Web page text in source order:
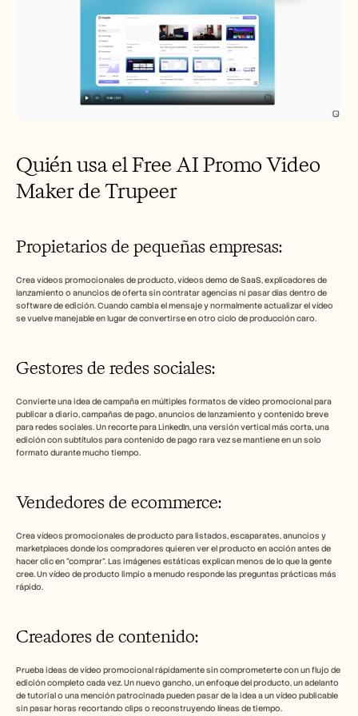
Quién usa el Free AI Promo Video
Maker de Trupeer
Propietarios de pequeñas empresas:
Crea vídeos promocionales de producto, vídeos demo de SaaS, explicadores de
lanzamiento o anuncios de oferta sin contratar agencias ni pasar días dentro de
software de edición. Cuando cambia el mensaje y normalmente actualizar el vídeo
se vuelve manejable en lugar de convertirse en otro ciclo de producción caro.
Gestores de redes sociales:
Convierte una idea de campaña en múltiples formatos de vídeo promocional para
publicar a diario, campañas de pago, anuncios de lanzamiento y contenido breve
para redes sociales. Un recorte para LinkedIn, una versión vertical más corta, una
edición con subtítulos para contenido de pago rara vez se mantiene en un solo
formato durante mucho tiempo.
Vendedores de ecommerce:
Crea vídeos promocionales de producto para listados, escaparates, anuncios y
marketplaces donde los compradores quieren ver el producto en acción antes de
hacer clic en “comprar”. Las imágenes estáticas explican menos de lo que la gente
cree. Un vídeo de producto limpio a menudo responde las preguntas prácticas más
rápido.
Creadores de contenido:
Prueba ideas de vídeo promocional rápidamente sin comprometerte con un flujo de
edición completo cada vez. Un nuevo gancho, un enfoque del producto, un adelanto
de tutorial o una mención patrocinada pueden pasar de la idea a un vídeo publicable
sin pasar horas recortando clips o reconstruyendo líneas de tiempo.